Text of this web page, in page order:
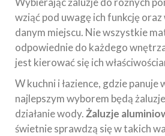
wziąć pod uwagę ich funkcję
danym miejscu. Nie wszystkie
odpowiednie do każdego
jest kierować się ich
W kuchni i łazience, gdzie
najlepszym wyborem będą
działanie wody.Żaluzje
świetnie sprawdzą się w takich